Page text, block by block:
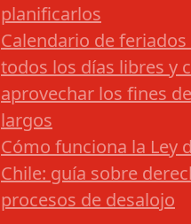
planificarlos
Calendario de feriados
todos los días libres y
aprovechar los fines
largos
Cómo funciona la Ley
Chile: guía sobre
procesos de desalojo